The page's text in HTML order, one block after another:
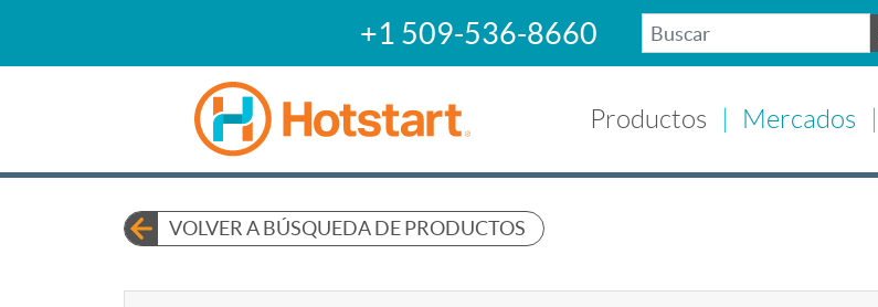
+1 509-536-8660 BUSCAR
Productos Mercados
VOLVER A BÚSQUEDA DE PRODUCTOS